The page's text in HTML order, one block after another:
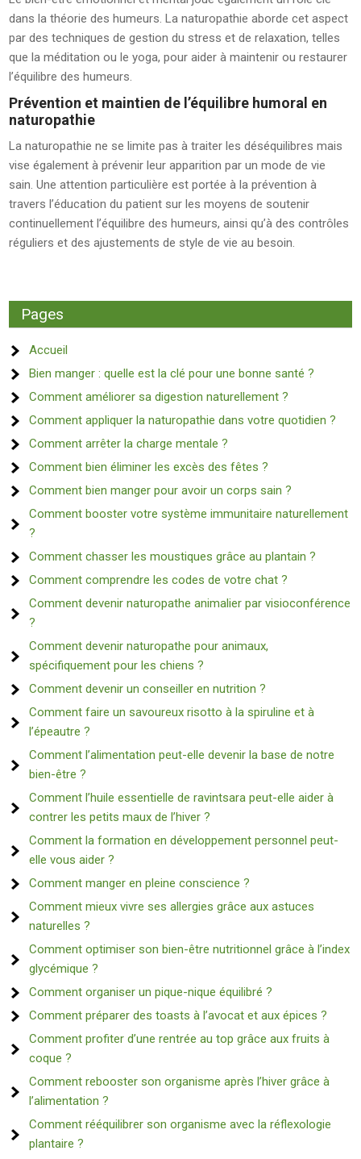
dans la théorie des humeurs. La naturopathie aborde cet aspect
par des techniques de gestion du stress et de relaxation, telles
que la méditation ou le yoga, pour aider à maintenir ou restaurer
l’équilibre des humeurs.
Prévention et maintien de l’équilibre humoral en
naturopathie
La naturopathie ne se limite pas à traiter les déséquilibres mais
vise également à prévenir leur apparition par un mode de vie
sain. Une attention particulière est portée à la prévention à
travers l’éducation du patient sur les moyens de soutenir
continuellement l’équilibre des humeurs, ainsi qu’à des contrôles
réguliers et des ajustements de style de vie au besoin.
Pages
Accueil
Bien manger : quelle est la clé pour une bonne santé ?
Comment améliorer sa digestion naturellement ?
Comment appliquer la naturopathie dans votre quotidien ?
Comment arrêter la charge mentale ?
Comment bien éliminer les excès des fêtes ?
Comment bien manger pour avoir un corps sain ?
Comment booster votre système immunitaire naturellement
?
Comment chasser les moustiques grâce au plantain ?
Comment comprendre les codes de votre chat ?
Comment devenir naturopathe animalier par visioconférence
?
Comment devenir naturopathe pour animaux,
spécifiquement pour les chiens ?
Comment devenir un conseiller en nutrition ?
Comment faire un savoureux risotto à la spiruline et à
l’épeautre ?
Comment l’alimentation peut-elle devenir la base de notre
bien-être ?
Comment l’huile essentielle de ravintsara peut-elle aider à
contrer les petits maux de l’hiver ?
Comment la formation en développement personnel peut-
elle vous aider ?
Comment manger en pleine conscience ?
Comment mieux vivre ses allergies grâce aux astuces
naturelles ?
Comment optimiser son bien-être nutritionnel grâce à l’index
glycémique ?
Comment organiser un pique-nique équilibré ?
Comment préparer des toasts à l’avocat et aux épices ?
Comment profiter d’une rentrée au top grâce aux fruits à
coque ?
Comment rebooster son organisme après l’hiver grâce à
l’alimentation ?
Comment rééquilibrer son organisme avec la réflexologie
plantaire ?